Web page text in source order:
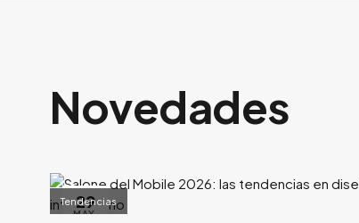
Novedades
29
MAY.
Tendencias